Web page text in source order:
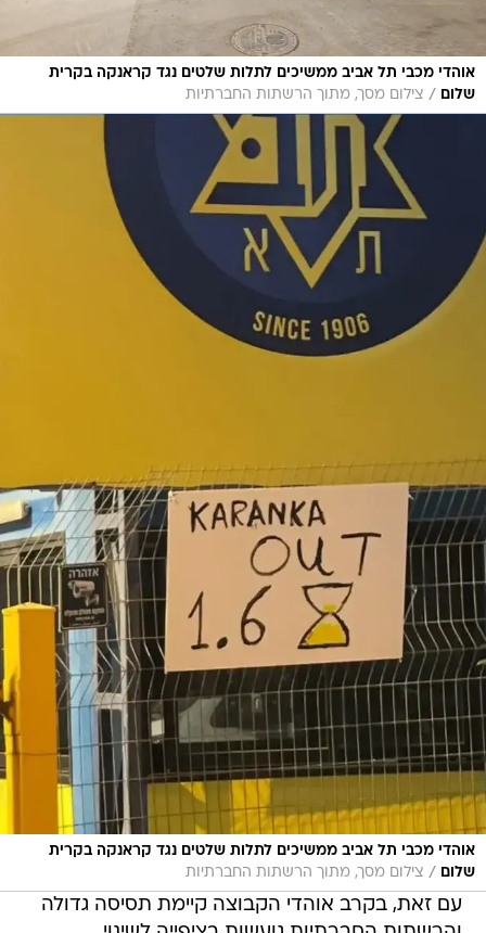
אוהדי מכבי תל אביב ממשיכים לתלות שלטים נגד קראנקה בקרית
שלום
/ צילום מסך, מתוך הרשתות החברתיות
אוהדי מכבי תל אביב ממשיכים לתלות שלטים נגד קראנקה בקרית
שלום
/ צילום מסך, מתוך הרשתות החברתיות
עם זאת, בקרב אוהדי הקבוצה קיימת תסיסה גדולה